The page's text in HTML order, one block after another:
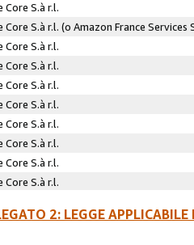
Core S.à r.l.
Core S.à r.l. (o Amazon France
Core S.à r.l.
Core S.à r.l.
Core S.à r.l.
Core S.à r.l.
Core S.à r.l.
Core S.à r.l.
Core S.à r.l.
Core S.à r.l.
2: LEGGE